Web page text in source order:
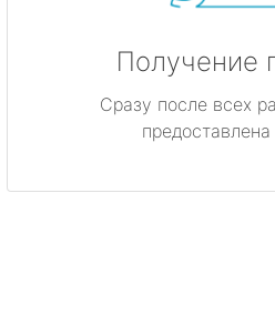
Получение
Сразу после всех
предоставлена